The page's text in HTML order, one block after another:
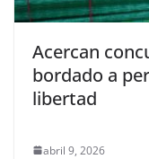
Acercan
bordado a
libertad
abril 9, 2026